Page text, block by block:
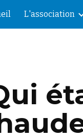
main content
L'association